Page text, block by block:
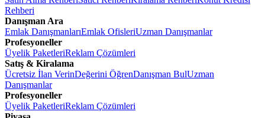
Rehberi
Danışman Ara
Emlak DanışmanlarıEmlak OfisleriUzman Danışmanlar
Profesyoneller
Üyelik PaketleriReklam Çözümleri
Satış & Kiralama
Ücretsiz İlan VerinDeğerini ÖğrenDanışman BulUzman
Danışmanlar
Profesyoneller
Üyelik PaketleriReklam Çözümleri